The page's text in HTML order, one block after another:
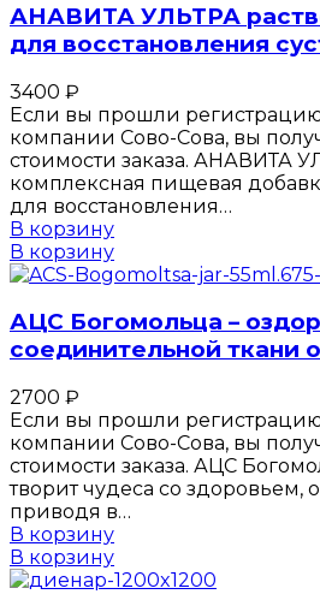
АНАВИТА УЛЬТРА
для восстановления
3400 ₽
Если вы прошли
компании Сово-Сова, вы
стоимости заказа. АНАВИТА
комплексная пищевая
для восстановления…
В корзину
В корзину
АЦС Богомольца –
соединительной ткани
2700 ₽
Если вы прошли
компании Сово-Сова, вы
стоимости заказа. АЦС
творит чудеса со здоровьем,
приводя в…
В корзину
В корзину